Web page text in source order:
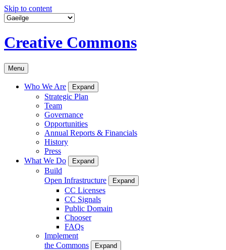
Skip to content
Creative Commons
Menu
Who We Are Expand
Strategic Plan
Team
Governance
Opportunities
Annual Reports & Financials
History
Press
What We Do
Expand
Build
Open Infrastructure
Expand
CC Licenses
CC Signals
Public Domain
Chooser
FAQs
Implement
the Commons
Expand